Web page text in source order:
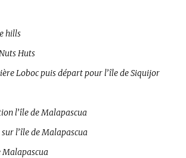
hills
Huts
Loboc puis départ pour l’île de Siquijor
l’île de Malapascua
l’île de Malapascua
Malapascua